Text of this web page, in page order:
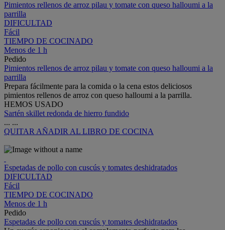
Pimientos rellenos de arroz pilau y tomate con queso halloumi a la
parrilla
DIFICULTAD
Fácil
TIEMPO DE COCINADO
Menos de 1 h
Pedido
Pimientos rellenos de arroz pilau y tomate con queso halloumi a la
parrilla
Prepara fácilmente para la comida o la cena estos deliciosos
pimientos rellenos de arroz con queso halloumi a la parrilla.
HEMOS USADO
Sartén skillet redonda de hierro fundido
... ...
QUITAR AÑADIR AL LIBRO DE COCINA
Espetadas de pollo con cuscús y tomates deshidratados
DIFICULTAD
Fácil
TIEMPO DE COCINADO
Menos de 1 h
Pedido
Espetadas de pollo con cuscús y tomates deshidratados